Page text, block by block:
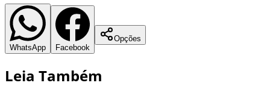
WhatsApp Facebook
Opções
Leia Também